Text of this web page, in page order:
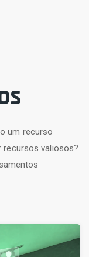
um recurso
recursos valiosos?